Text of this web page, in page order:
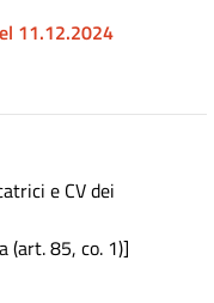
11.12.2024
e CV dei
(art. 85, co. 1)]